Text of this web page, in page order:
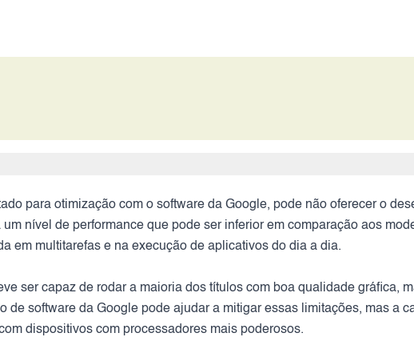
para otimização com o software da Google, pode não oferecer o
nível de performance que pode ser inferior em comparação aos
em multitarefas e na execução de aplicativos do dia a dia.
ser capaz de rodar a maioria dos títulos com boa qualidade gráfica,
de software da Google pode ajudar a mitigar essas limitações, mas a
dispositivos com processadores mais poderosos.